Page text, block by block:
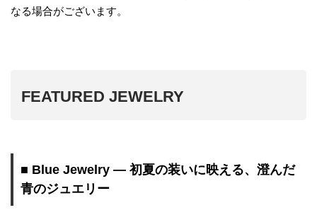
なる場合がございます。
FEATURED JEWELRY
■ Blue Jewelry ― 初夏の装いに映える、澄んだ
青のジュエリー